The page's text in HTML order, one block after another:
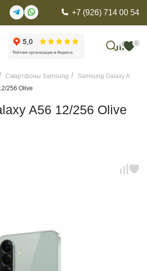
+7 (926) 714 00 54
0 0
Смартфоны Samsung
Samsung Galaxy A
256 Olive
A56 12/256 Olive